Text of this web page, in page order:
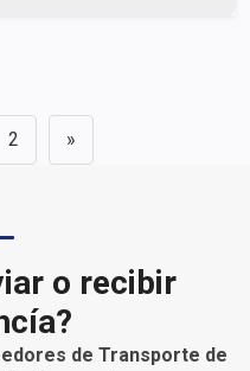
2 »
o recibir
de Transporte de